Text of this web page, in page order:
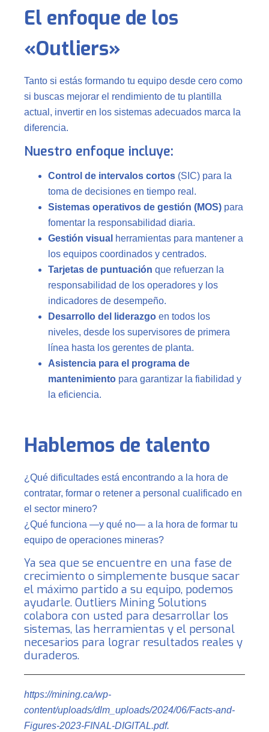
El enfoque de los
«Outliers»
Tanto si estás formando tu equipo desde cero como
si buscas mejorar el rendimiento de tu plantilla
actual, invertir en los sistemas adecuados marca la
diferencia.
Nuestro enfoque incluye:
Control de intervalos cortos (SIC) para la
toma de decisiones en tiempo real.
Sistemas operativos de gestión (MOS) para
fomentar la responsabilidad diaria.
Gestión visual herramientas para mantener a
los equipos coordinados y centrados.
Tarjetas de puntuación que refuerzan la
responsabilidad de los operadores y los
indicadores de desempeño.
Desarrollo del liderazgo en todos los
niveles, desde los supervisores de primera
línea hasta los gerentes de planta.
Asistencia para el programa de
mantenimiento para garantizar la fiabilidad y
la eficiencia.
Hablemos de talento
¿Qué dificultades está encontrando a la hora de
contratar, formar o retener a personal cualificado en
el sector minero?
¿Qué funciona —y qué no— a la hora de formar tu
equipo de operaciones mineras?
Ya sea que se encuentre en una fase de
crecimiento o simplemente busque sacar
el máximo partido a su equipo, podemos
ayudarle. Outliers Mining Solutions
colabora con usted para desarrollar los
sistemas, las herramientas y el personal
necesarios para lograr resultados reales y
duraderos.
https://mining.ca/wp-
content/uploads/dlm_uploads/2024/06/Facts-and-
Figures-2023-FINAL-DIGITAL.pdf.